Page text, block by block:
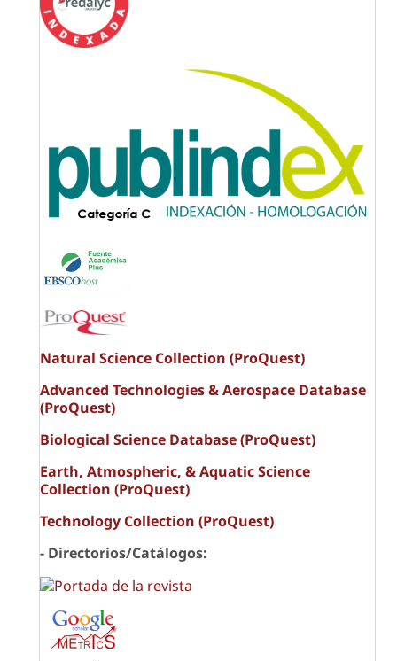
Natural Science Collection (ProQuest)
Advanced Technologies & Aerospace Database
(ProQuest)
Biological Science Database (ProQuest)
Earth, Atmospheric, & Aquatic Science
Collection (ProQuest)
Technology Collection (ProQuest)
- Directorios/Catálogos: